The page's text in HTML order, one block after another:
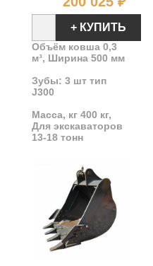
+ КУПИТЬ
Объём ковша 0,3
м³, Ширина 500 мм
Зубы: 3 шт тип
J300
Масса, кг 400 кг,
Для экскаваторов
13-18 тонн